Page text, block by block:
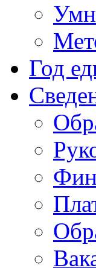
Год